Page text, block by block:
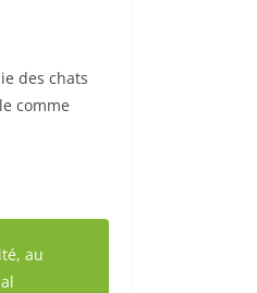
des chats
comme
au